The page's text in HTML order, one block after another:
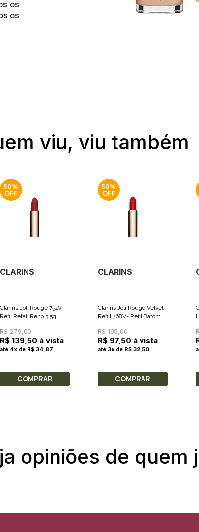
os
os
viu, viu também
50%
CLARINS
Clarins Joli Rouge 754V
Refil Retail Reno 3,5g
R$ 279,00
R$ 139,50 à vista
até 4x de R$ 34,87
COMPRAR
50%
CLARINS
Clarins Joli Rouge Velvet
Refill 768V- Refil Batom
R$ 195,00
R$ 97,50 à vista
até 3x de R$ 32,50
COMPRAR
opiniões de quem